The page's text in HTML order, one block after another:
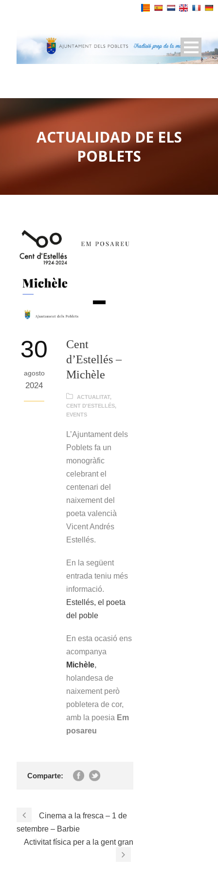
ACTUALIDAD DE ELS
POBLETS
30
agosto
2024
Cent
d’Estellés –
Michèle
ACTUALITAT,
CENT D'ESTELLÉS,
EVENTS
L’Ajuntament dels
Poblets fa un
monogràfic
celebrant el
centenari del
naixement del
poeta valencià
Vicent Andrés
Estellés.
En la següent
entrada teniu més
informació.
Estellés, el poeta
del poble
En esta ocasió ens
acompanya
Michèle,
holandesa de
naixement però
pobletera de cor,
amb la poesia Em
posareu
Comparte:
Cinema a la fresca – 1 de
setembre – Barbie
Activitat física per a la gent gran